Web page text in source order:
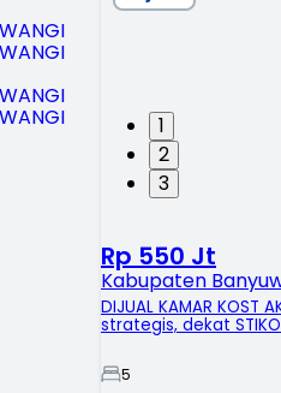
1
2
3
Rp 550 Jt
Kabupaten
DIJUAL KAMAR KOST
strategis, dekat
5